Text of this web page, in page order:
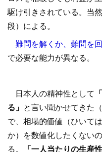
駆け引きされている。当
段）による。
難問を解くか、難問を
で必要な能力が異なる。
日本人の精神性として
る」 と言い聞かせてきた
で、相場的価値（ひいて
か）を数値化したくない
る。
「一人当たりの生産性